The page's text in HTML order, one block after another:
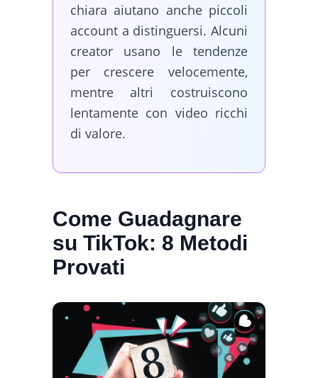
chiara aiutano anche piccoli
account a distinguersi. Alcuni
creator usano le tendenze
per crescere velocemente,
mentre altri costruiscono
lentamente con video ricchi
di valore.
Come Guadagnare
su TikTok: 8 Metodi
Provati